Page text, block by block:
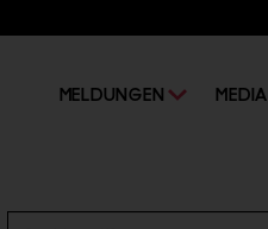
MELDUNGEN MEDIA